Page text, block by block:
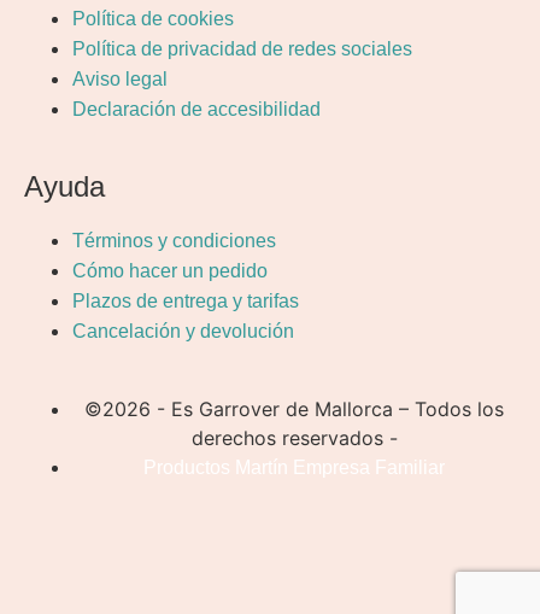
Política de cookies
Política de privacidad de redes sociales
Aviso legal
Declaración de accesibilidad
Ayuda
Términos y condiciones
Cómo hacer un pedido
Plazos de entrega y tarifas
Cancelación y devolución
©2026 - Es Garrover de Mallorca – Todos los
derechos reservados -
Productos Martín Empresa Familiar